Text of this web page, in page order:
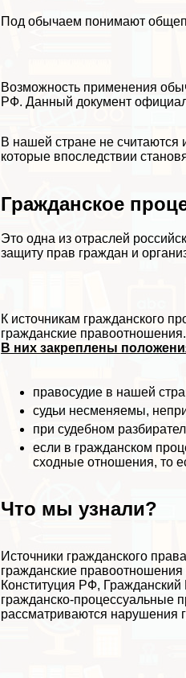
Под обычаем понимают
Возможность применения
РФ. Данный документ
В нашей стране не
которые впоследствии
Гражданское
Это одна из отраслей
защиту прав граждан и
К источникам гражданского
гражданские правоотношения.
В них закреплены
правосудие в нашей
судьи несменяемы,
при судебном
если в гражданском
сходные отношения, то
Что мы узнали?
Источники гражданского
гражданские
Конституция РФ,
гражданско-процессуальные
рассматриваются нарушения